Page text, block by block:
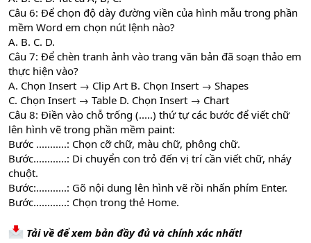
Câu 6: Để chọn độ dày đường viền của hình mẫu trong phần
mềm Word em chọn nút lệnh nào?
A. B. C. D.
Câu 7: Để chèn tranh ảnh vào trang văn bản đã soạn thảo em
thực hiện vào?
A. Chọn Insert → Clip Art B. Chọn Insert → Shapes
C. Chọn Insert → Table D. Chọn Insert → Chart
Câu 8: Điền vào chỗ trống (.....) thứ tự các bước để viết chữ
lên hình vẽ trong phần mềm paint:
Bước ...........: Chọn cỡ chữ, màu chữ, phông chữ.
Bước............: Di chuyển con trỏ đến vị trí cần viết chữ, nháy
chuột.
Bước:...........: Gõ nội dung lên hình vẽ rồi nhấn phím Enter.
Bước............: Chọn trong thẻ Home.
Tải về để xem bản đầy đủ và chính xác nhất!